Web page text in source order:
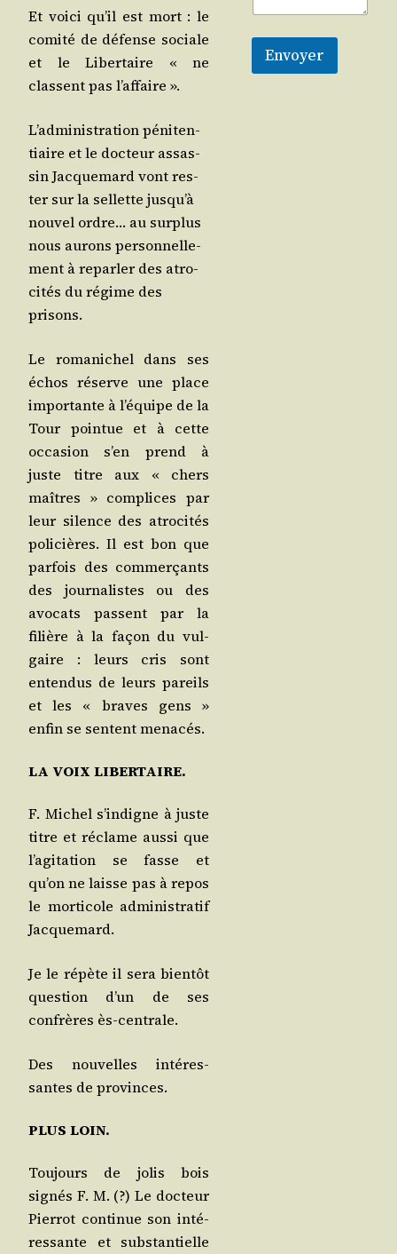
Et voi­ci qu’il est mort : le
comi­té de défense sociale
et le Liber­taire « ne
classent pas l’affaire ».
L’ad­mi­nis­tra­tion péni­ten­
tiaire et le doc­teur assas­
sin Jac­que­mard vont res­
ter sur la sel­lette jus­qu’à
nou­vel ordre… au sur­plus
nous aurons per­son­nel­le­
ment à repar­ler des atro­
ci­tés du régime des
prisons.
Le roma­ni­chel dans ses
échos réserve une place
impor­tante à l’é­quipe de la
Tour poin­tue et à cette
occa­sion s’en prend à
juste titre aux « chers
maîtres » com­plices par
leur silence des atro­ci­tés
poli­cières. Il est bon que
par­fois des com­mer­çants
des jour­na­listes ou des
avo­cats passent par la
filière à la façon du vul­
gaire : leurs cris sont
enten­dus de leurs pareils
et les « braves gens »
enfin se sentent menacés.
LA VOIX LIBERTAIRE.
F. Michel s’in­digne à juste
titre et réclame aus­si que
l’a­gi­ta­tion se fasse et
qu’on ne laisse pas à repos
le mor­ti­cole admi­nis­tra­tif
Jacquemard.
Je le répète il sera bien­tôt
ques­tion d’un de ses
confrères ès-centrale.
Des nou­velles inté­res­
santes de provinces.
PLUS LOIN.
Tou­jours de jolis bois
signés F. M. (?) Le doc­teur
Pier­rot conti­nue son inté­
res­sante et sub­stan­tielle
Envoyer